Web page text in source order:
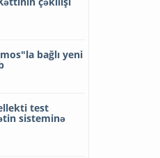
bağlı yeni
test
sisteminə